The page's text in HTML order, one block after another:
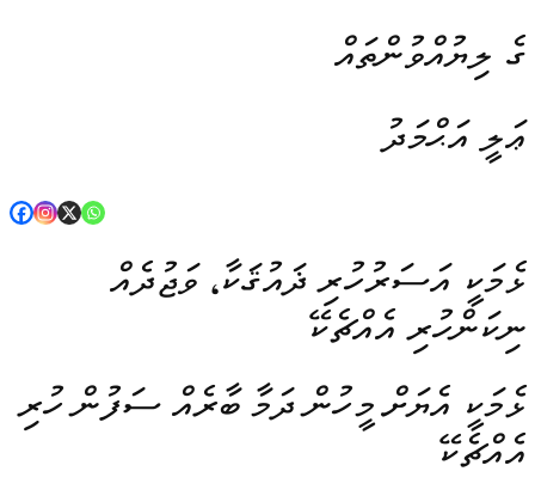
ގެ ލިޔުއްވުންތައް
ޢަލީ އަޙްމަދު
ޅެމަކީ އަސަރުހުރި ޛައުޤަކާ، ވަޖުދެއް
ނިކަންހުރި އެއްޗެކޭ
ޅެމަކީ އެޔަށް މީހުން ދަމާ ބާރެއް ސަފުން ހުރި
އެއްޗެކޭ